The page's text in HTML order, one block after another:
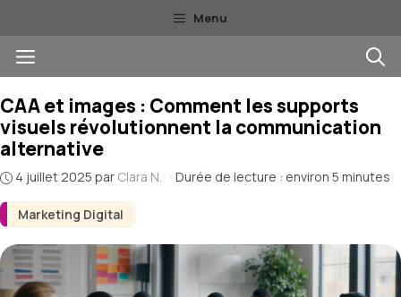
au
contenu
Menu
Menu
Marketing Digital
CAA et images : Comment les supports
visuels révolutionnent la communication
alternative
4 juillet 2025 par Clara N. · Durée de lecture : environ 5 minutes